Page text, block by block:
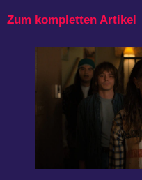
Zum kompletten Artikel